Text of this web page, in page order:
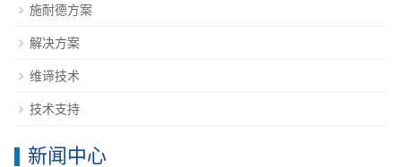
施耐德方案
解决方案
维谛技术
技术支持
新闻中心